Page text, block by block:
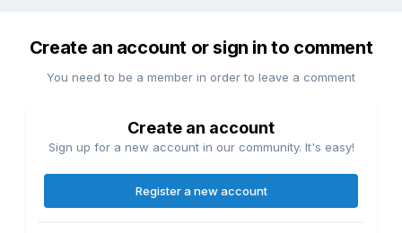
Create an account or sign in to comment
You need to be a member in order to leave a comment
Create an account
Sign up for a new account in our community. It's easy!
Register a new account